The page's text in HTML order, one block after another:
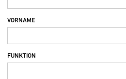
VORNAME
FUNKTION